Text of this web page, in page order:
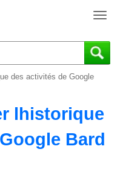
T
g
g
a
v
i
des activités de Google
lhistorique
Bard